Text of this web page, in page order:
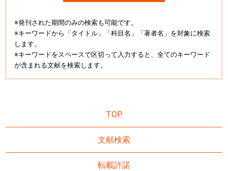
※発刊された期間のみの検索も可能です。
※キーワードから「タイトル」「科目名」「著者名」を対象に検索
します。
※キーワードをスペースで区切って入力すると、全てのキーワード
が含まれる文献を検索します。
TOP
文献検索
転載許諾